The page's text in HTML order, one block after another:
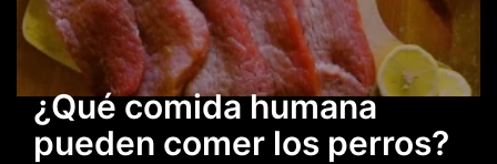
¿Qué comida humana
pueden comer los perros?